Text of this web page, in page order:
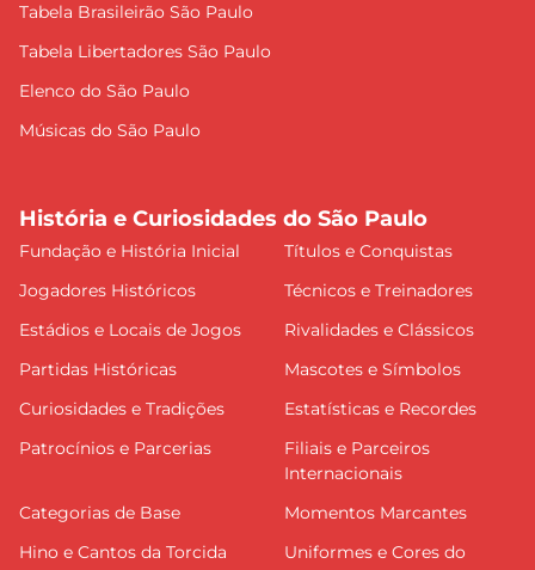
Tabela Brasileirão São Paulo
Tabela Libertadores São Paulo
Elenco do São Paulo
Músicas do São Paulo
História e Curiosidades do São Paulo
Fundação e História Inicial
Títulos e Conquistas
Jogadores Históricos
Técnicos e Treinadores
Estádios e Locais de Jogos
Rivalidades e Clássicos
Partidas Históricas
Mascotes e Símbolos
Curiosidades e Tradições
Estatísticas e Recordes
Patrocínios e Parcerias
Filiais e Parceiros
Internacionais
Categorias de Base
Momentos Marcantes
Hino e Cantos da Torcida
Uniformes e Cores do